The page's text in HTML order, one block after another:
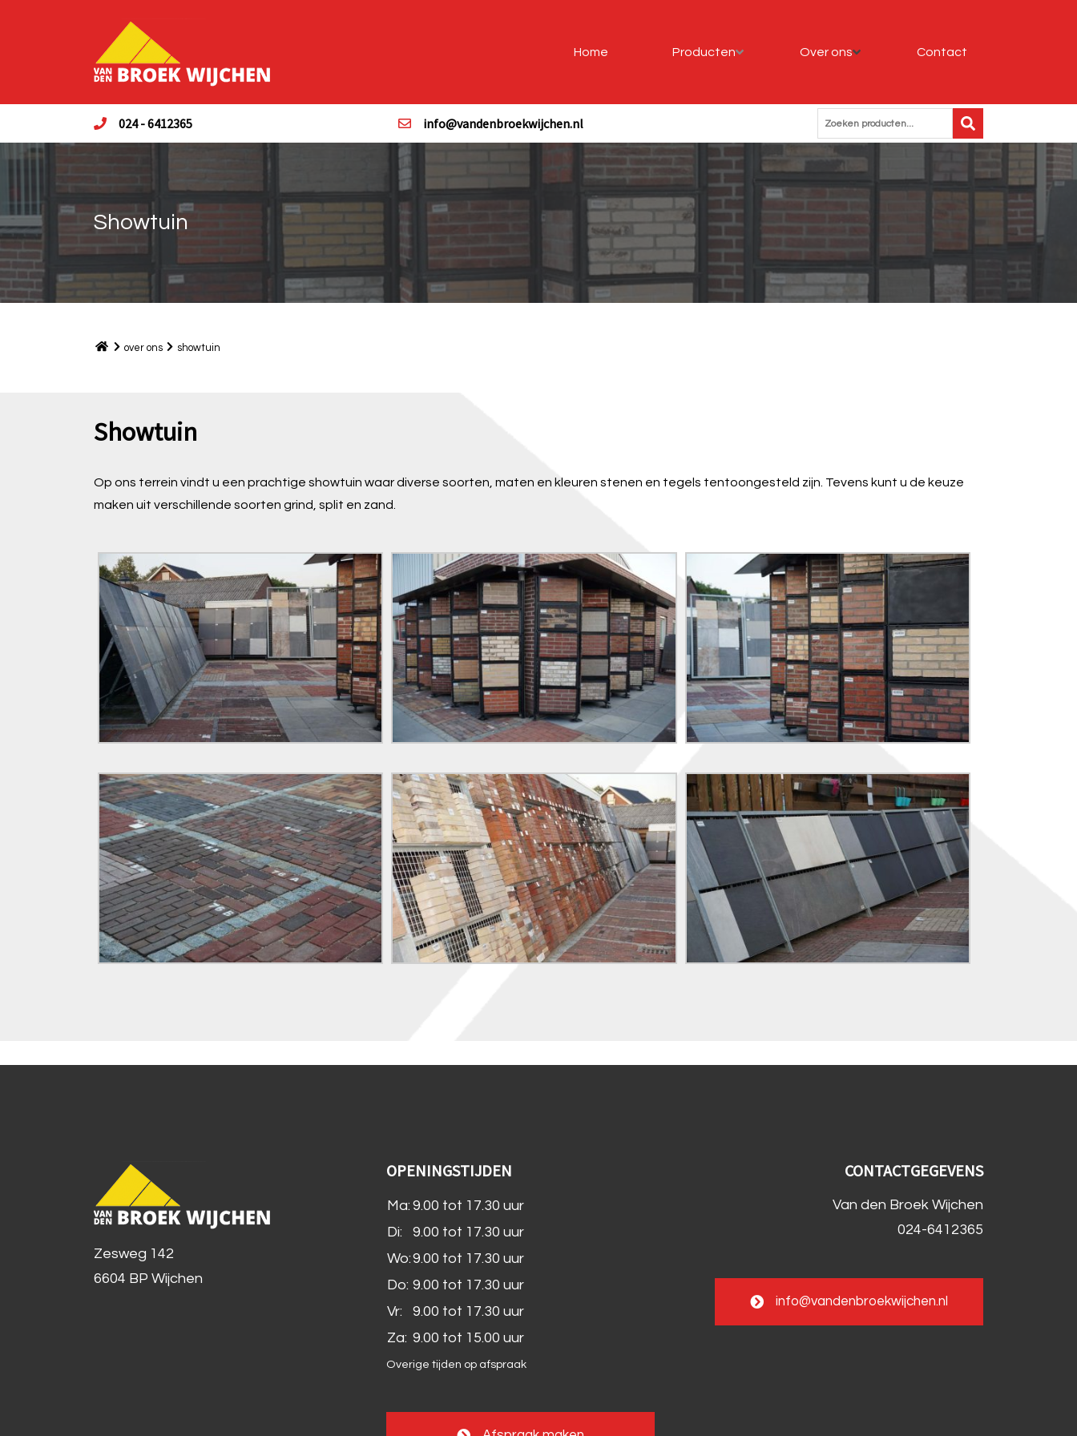
Home Producten Over ons Contact
024 - 6412365 info@vandenbroekwijchen.nl Zoeken producten...
Showtuin
over ons showtuin
Showtuin
Showtuin
Op ons terrein vindt u een prachtige showtuin waar diverse soorten, maten en kleuren stenen en tegels tentoongesteld zijn. Tevens kunt u de keuze
maken uit verschillende soorten grind, split en zand.
Zesweg 142
6604 BP Wijchen
OPENINGSTIJDEN
Ma: 9.00 tot 17.30 uur
Di:
9.00 tot 17.30 uur
Wo:9.00 tot 17.30 uur
Do: 9.00 tot 17.30 uur
Vr:
9.00 tot 17.30 uur
Za: 9.00 tot 15.00 uur
Overige tijden op afspraak
CONTACTGEGEVENS
Van den Broek Wijchen
024-6412365
info@vandenbroekwijchen.nl